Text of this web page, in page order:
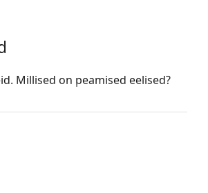
Millised on peamised eelised?
mugavust ja kaitset ärrituse eest